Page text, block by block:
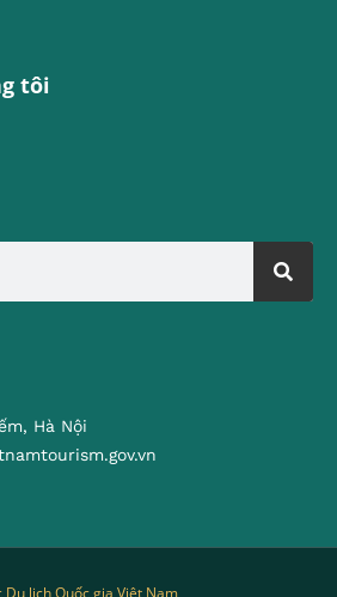
tôi
Hà Nội
Du lịch Quốc gia Việt Nam